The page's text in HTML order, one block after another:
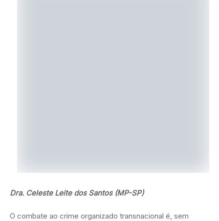
Dra. Celeste Leite dos Santos (MP-SP)
O combate ao crime organizado transnacional é, sem